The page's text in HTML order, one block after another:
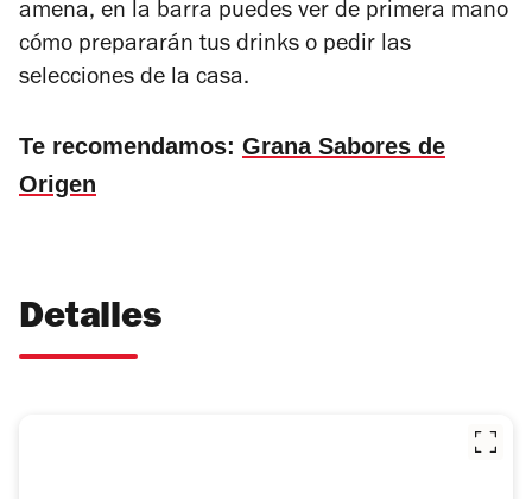
amena, en la barra puedes ver de primera mano
cómo prepararán tus drinks o pedir las
selecciones de la casa.
Te recomendamos: Grana Sabores de
Origen
Detalles